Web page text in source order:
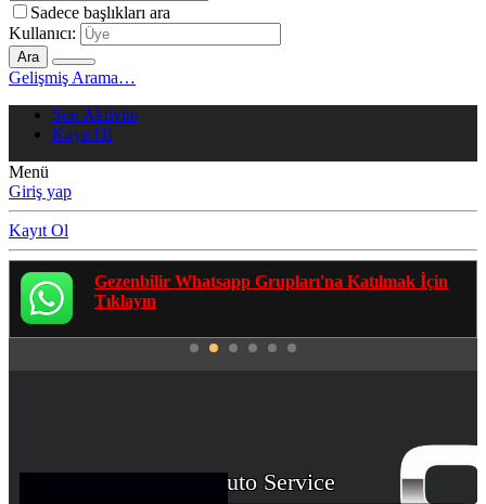
Sadece başlıkları ara
Kullanıcı:
Ara
Gelişmiş Arama…
Son Aktivite
Kayıt Ol
Menü
Giriş yap
Kayıt Ol
Gezenbilir Whatsapp Grupları'na Katılmak İçin
Tıklayın
Capital Auto Service